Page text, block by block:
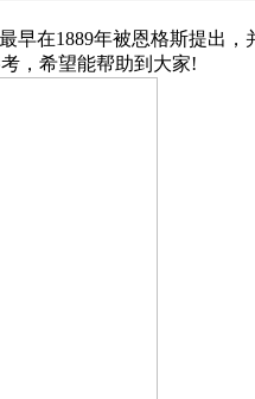
在1889年被恩格斯提出
，希望能帮助到大家!